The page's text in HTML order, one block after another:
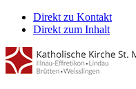
Direkt zu Kontakt
Direkt zum Inhalt